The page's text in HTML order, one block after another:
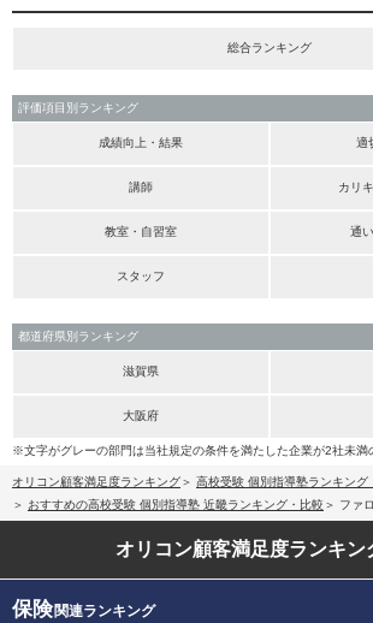
総合ランキング
評価項目別ランキング
成績向上・結果 適
講師 カリ
教室・自習室 通
スタッフ
都道府県別ランキング
滋賀県
大阪府
※文字がグレーの部門は当社規定の条件を満たした企業が2社未満
オリコン顧客満足度ランキング
高校受験 個別指導塾ランキング
おすすめの高校受験 個別指導塾 近畿ランキング・比較
ファ
オリコン顧客満足度ランキン
保険関連ランキング